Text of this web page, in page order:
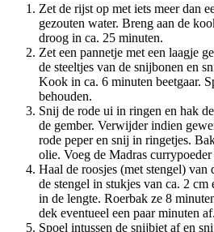
Zet de rijst op met iets meer dan
gezouten water. Breng aan de
droog in ca. 25 minuten.
Zet een pannetje met een laagje
de steeltjes van de snijbonen en
Kook in ca. 6 minuten beetgaar.
behouden.
Snij de rode ui in ringen en hak
de gember. Verwijder indien
rode peper en snij in ringetjes.
olie. Voeg de Madras
Haal de roosjes (met stengel)
de stengel in stukjes van ca. 2
in de lengte. Roerbak ze 8
dek eventueel een paar minuten af.
Spoel intussen de snijbiet af en